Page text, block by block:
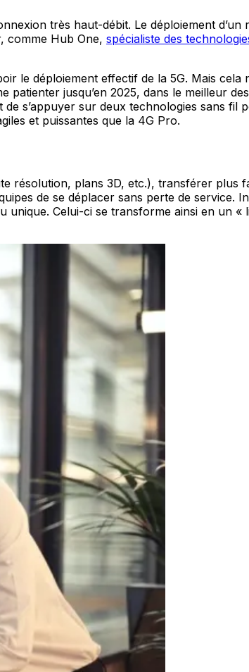
très haut-débit. Le déploiement d’un
comme Hub One, spécialiste des
le déploiement effectif de la 5G. Mais cela
jusqu’en 2025, dans le meilleur
s’appuyer sur deux technologies sans fil
et puissantes que la 4G Pro.
résolution, plans 3D, etc.), transférer plus
de se déplacer sans perte de service.
unique. Celui-ci se transforme ainsi en un «